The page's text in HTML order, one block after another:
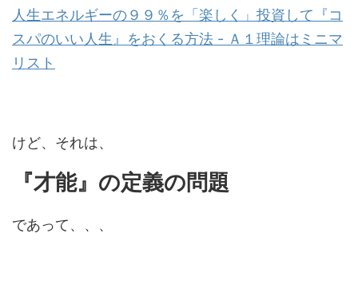
人生エネルギーの９９％を「楽しく」投資して『コ
スパのいい人生』をおくる方法 - Ａ１理論はミニマ
リスト
けど、それは、
『才能』の定義の問題
であって、、、